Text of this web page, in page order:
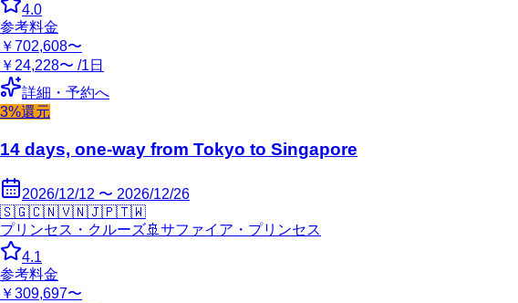
4.0
参考料金
￥702,608〜
￥24,228〜 /1日
詳細・予約へ
3%還元
14 days, one-way from Tokyo to Singapore
2026/12/12 〜 2026/12/26
🇸🇬🇨🇳🇻🇳🇯🇵🇹🇼
プリンセス・クルーズ🚢 サファイア・プリンセス
4.1
参考料金
￥309,697〜